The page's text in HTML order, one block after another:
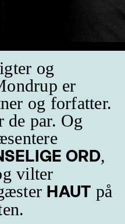
og
er
og forfatter.
de par. Og
ORD,
vilter
HAUT på